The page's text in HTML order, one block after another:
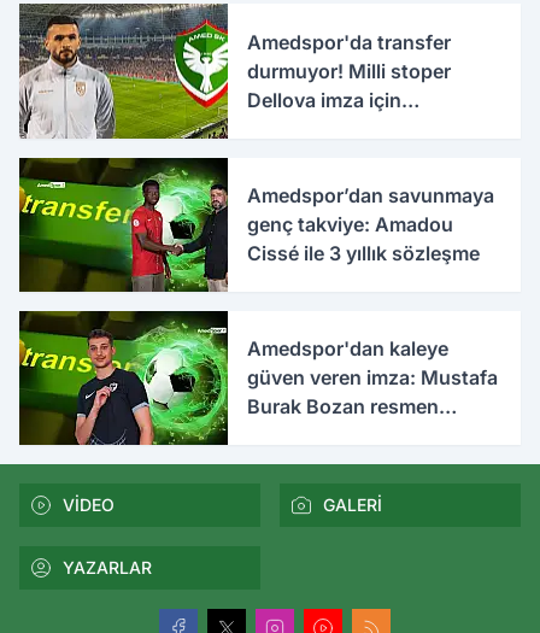
Amedspor'da transfer
durmuyor! Milli stoper
Dellova imza için
Amedspor’dan savunmaya
genç takviye: Amadou
Cissé ile 3 yıllık sözleşme
Amedspor'dan kaleye
güven veren imza: Mustafa
Burak Bozan resmen
VİDEO GALERİ
YAZARLAR